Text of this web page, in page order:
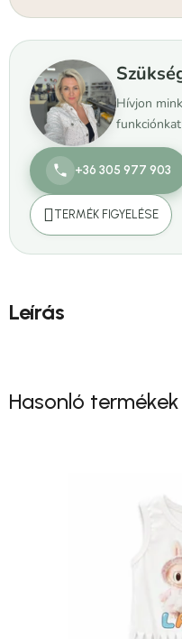
Hívjon
funkciónkat
+36 305 977 903
TERMÉK FIGYELÉSE
Leírás
Hasonló termékek